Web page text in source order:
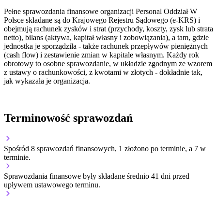
Pełne sprawozdania finansowe organizacji Personal Oddział W
Polsce składane są do Krajowego Rejestru Sądowego (e-KRS) i
obejmują rachunek zysków i strat (przychody, koszty, zysk lub strata
netto), bilans (aktywa, kapitał własny i zobowiązania), a tam, gdzie
jednostka je sporządziła - także rachunek przepływów pieniężnych
(cash flow) i zestawienie zmian w kapitale własnym. Każdy rok
obrotowy to osobne sprawozdanie, w układzie zgodnym ze wzorem
z ustawy o rachunkowości, z kwotami w złotych - dokładnie tak,
jak wykazała je organizacja.
Terminowość sprawozdań
Spośród 8 sprawozdań finansowych, 1 złożono po terminie, a 7 w
terminie.
Sprawozdania finansowe były składane średnio 41 dni przed
upływem ustawowego terminu.